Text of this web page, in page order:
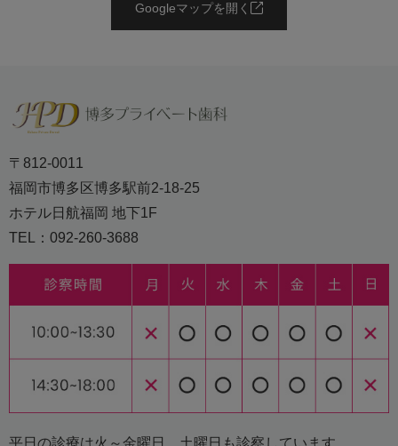
Googleマップを開く
〒812-0011
福岡市博多区博多駅前2-18-25
ホテル日航福岡 地下1F
TEL：092-260-3688
平日の診療は火～金曜日 土曜日も診察しています。